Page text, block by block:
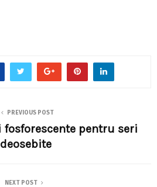
PREVIOUS POST
pentru seri
deosebite
NEXT POST